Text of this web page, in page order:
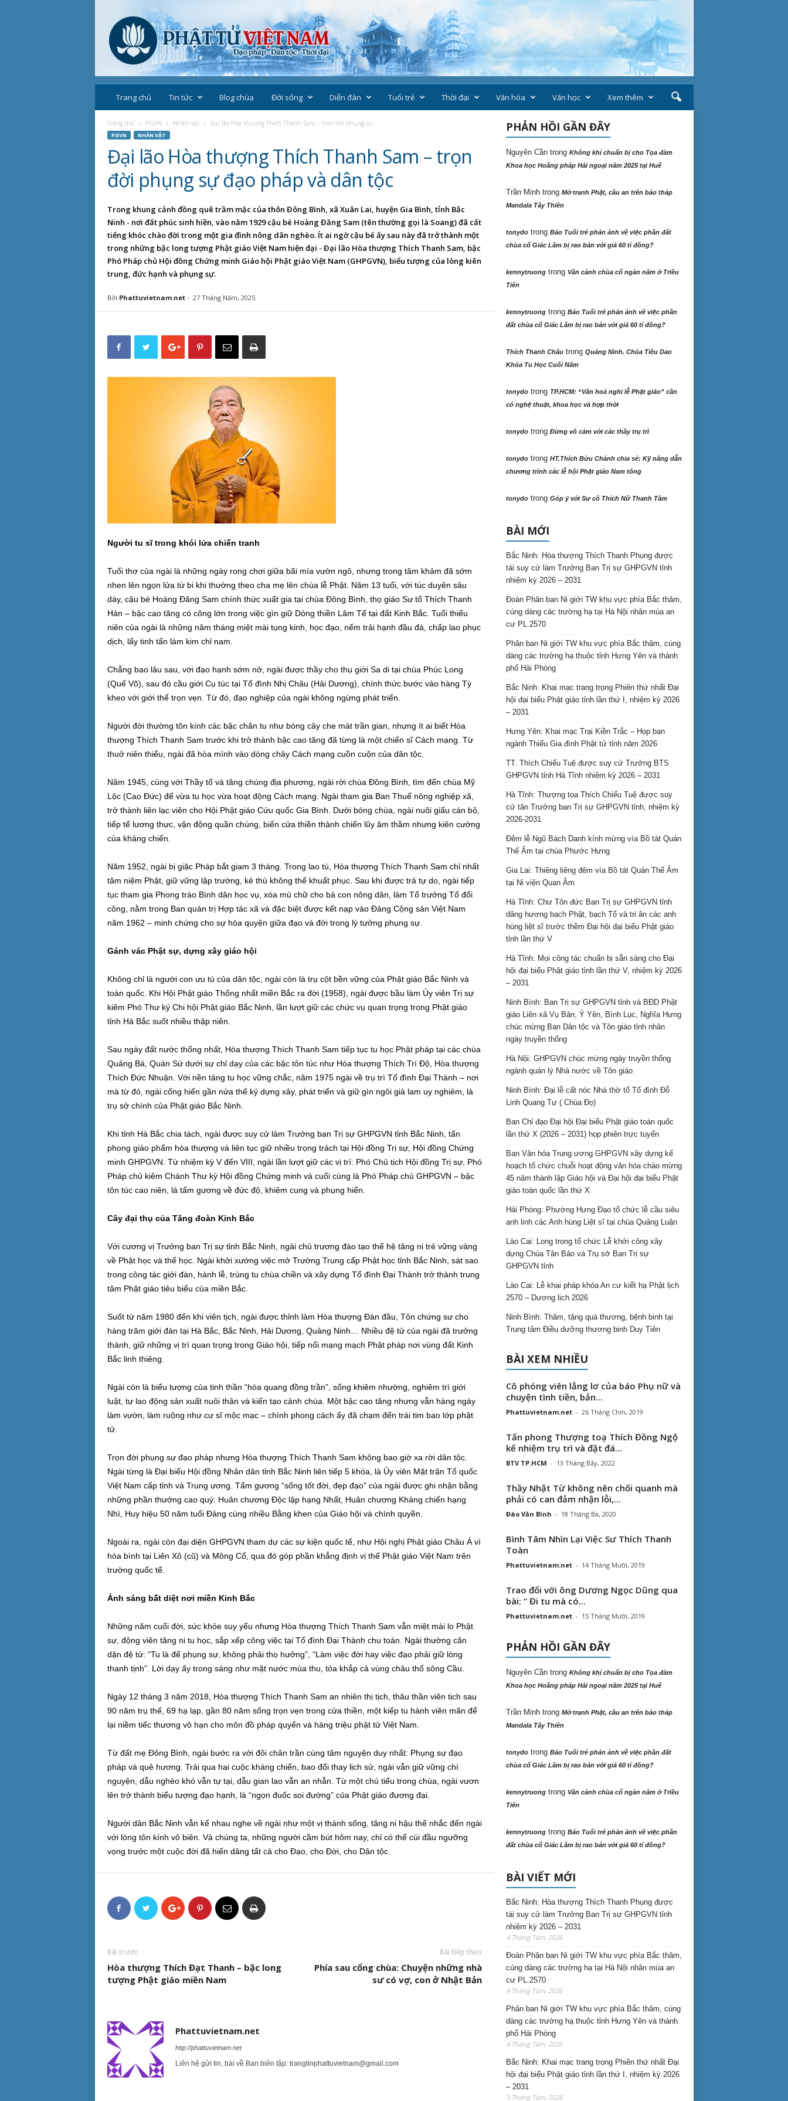
Trang chủ Tin tức Blog chùa Đời sống Diễn đàn Tuổi trẻ Thời đại Văn hóa Văn học Xem thêm
Trang chủ PGVN Nhân vật Đại lão Hòa thượng Thích Thanh Sam – trọn đời phụng sự...
PGVN NHÂN VẬT
Đại lão Hòa thượng Thích Thanh Sam – trọn
đời phụng sự đạo pháp và dân tộc
Trong khung cảnh đồng quê trầm mặc của thôn Đông Bình, xã Xuân Lai, huyện Gia Bình, tỉnh Bắc
Ninh - nơi đất phúc sinh hiền, vào năm 1929 cậu bé Hoàng Đăng Sam (tên thường gọi là Soang) đã cất
tiếng khóc chào đời trong một gia đình nông dân nghèo. Ít ai ngờ cậu bé ấy sau này đã trở thành một
trong những bậc long tượng Phật giáo Việt Nam hiện đại - Đại lão Hòa thượng Thích Thanh Sam, bậc
Phó Pháp chủ Hội đồng Chứng minh Giáo hội Phật giáo Việt Nam (GHPGVN), biểu tượng của lòng kiên
trung, đức hạnh và phụng sự.
Bởi Phattuvietnam.net- 27 Tháng Năm, 2025
Người tu sĩ trong khói lửa chiến tranh
Tuổi thơ của ngài là những ngày rong chơi giữa bãi mía vườn ngô, nhưng trong tâm khảm đã sớm
nhen lên ngọn lửa từ bi khi thường theo cha mẹ lên chùa lễ Phật. Năm 13 tuổi, với túc duyên sâu
dày, cậu bé Hoàng Đăng Sam chính thức xuất gia tại chùa Đông Bình, thọ giáo Sư tổ Thích Thanh
Hán – bậc cao tăng có công lớn trong việc gìn giữ Dòng thiền Lâm Tế tại đất Kinh Bắc. Tuổi thiếu
niên của ngài là những năm tháng miệt mài tụng kinh, học đạo, nếm trải hạnh đầu đà, chấp lao phục
dịch, lấy tinh tấn làm kim chỉ nam.
Chẳng bao lâu sau, với đạo hạnh sớm nở, ngài được thầy cho thụ giới Sa di tại chùa Phúc Long
(Quế Võ), sau đó cầu giới Cụ túc tại Tổ đình Nhị Châu (Hải Dương), chính thức bước vào hàng Tỳ
kheo với giới thể trọn vẹn. Từ đó, đạo nghiệp của ngài không ngừng phát triển.
Người đời thường tôn kính các bậc chân tu như bóng cây che mát trần gian, nhưng ít ai biết Hòa
thượng Thích Thanh Sam trước khi trở thành bậc cao tăng đã từng là một chiến sĩ Cách mạng. Từ
thuở niên thiếu, ngài đã hòa mình vào dòng chảy Cách mạng cuồn cuộn của dân tộc.
Năm 1945, cùng với Thầy tổ và tăng chúng địa phương, ngài rời chùa Đông Bình, tìm đến chùa Mỹ
Lộc (Cao Đức) để vừa tu học vừa hoạt động Cách mạng. Ngài tham gia Ban Thuế nông nghiệp xã,
trở thành liên lạc viên cho Hội Phật giáo Cứu quốc Gia Bình. Dưới bóng chùa, ngài nuôi giấu cán bộ,
tiếp tế lương thực, vận động quần chúng, biến cửa thiền thành chiến lũy âm thầm nhưng kiên cường
của kháng chiến.
Năm 1952, ngài bị giặc Pháp bắt giam 3 tháng. Trong lao tù, Hòa thượng Thích Thanh Sam chỉ nhất
tâm niệm Phật, giữ vững lập trường, kẻ thù không thể khuất phục. Sau khi được trả tự do, ngài tiếp
tục tham gia Phong trào Bình dân học vụ, xóa mù chữ cho bà con nông dân, làm Tổ trưởng Tổ đổi
công, nằm trong Ban quản trị Hợp tác xã và đặc biệt được kết nạp vào Đảng Cộng sản Việt Nam
năm 1962 – minh chứng cho sự hòa quyện giữa đạo và đời trong lý tưởng phụng sự.
Gánh vác Phật sự, dựng xây giáo hội
Không chỉ là người con ưu tú của dân tộc, ngài còn là trụ cột bền vững của Phật giáo Bắc Ninh và
toàn quốc. Khi Hội Phật giáo Thống nhất miền Bắc ra đời (1958), ngài được bầu làm Ủy viên Trị sự
kiêm Phó Thư ký Chi hội Phật giáo Bắc Ninh, lần lượt giữ các chức vụ quan trọng trong Phật giáo
tỉnh Hà Bắc suốt nhiều thập niên.
Sau ngày đất nước thống nhất, Hòa thượng Thích Thanh Sam tiếp tục tu học Phật pháp tại các chùa
Quảng Bá, Quán Sứ dưới sự chỉ dạy của các bậc tôn túc như Hòa thượng Thích Trí Độ, Hòa thượng
Thích Đức Nhuận. Với nền tảng tu học vững chắc, năm 1975 ngài về trụ trì Tổ đình Đại Thành – nơi
mà từ đó, ngài cống hiến gần nửa thế kỷ dựng xây, phát triển và giữ gìn ngôi già lam uy nghiêm, là
trụ sở chính của Phật giáo Bắc Ninh.
Khi tỉnh Hà Bắc chia tách, ngài được suy cử làm Trưởng ban Trị sự GHPGVN tỉnh Bắc Ninh, tấn
phong giáo phẩm hòa thượng và liên tục giữ nhiều trọng trách tại Hội đồng Trị sự, Hội đồng Chứng
minh GHPGVN. Từ nhiệm kỳ V đến VIII, ngài lần lượt giữ các vị trí: Phó Chủ tịch Hội đồng Trị sự, Phó
Pháp chủ kiêm Chánh Thư ký Hội đồng Chứng minh và cuối cùng là Phó Pháp chủ GHPGVN – bậc
tôn túc cao niên, là tấm gương về đức độ, khiêm cung và phụng hiến.
Cây đại thụ của Tăng đoàn Kinh Bắc
Với cương vị Trưởng ban Trị sự tỉnh Bắc Ninh, ngài chủ trương đào tạo thế hệ tăng ni trẻ vững vàng
về Phật học và thế học. Ngài khởi xướng việc mở Trường Trung cấp Phật học tỉnh Bắc Ninh, sát sao
trong công tác giới đàn, hành lễ, trùng tu chùa chiền và xây dựng Tổ đình Đại Thành trở thành trung
tâm Phật giáo tiêu biểu của miền Bắc.
Suốt từ năm 1980 đến khi viên tịch, ngài được thỉnh làm Hòa thượng Đàn đầu, Tôn chứng sư cho
hàng trăm giới đàn tại Hà Bắc, Bắc Ninh, Hải Dương, Quảng Ninh… Nhiều đệ tử của ngài đã trưởng
thành, giữ những vị trí quan trọng trong Giáo hội, tiếp nối mạng mạch Phật pháp nơi vùng đất Kinh
Bắc linh thiêng.
Ngài còn là biểu tượng của tinh thần “hòa quang đồng trần”, sống khiêm nhường, nghiêm trì giới
luật, tự lao động sản xuất nuôi thân và kiến tạo cảnh chùa. Một bậc cao tăng nhưng vẫn hàng ngày
làm vườn, làm ruộng như cư sĩ mộc mạc – chính phong cách ấy đã chạm đến trái tim bao lớp phật
tử.
Trọn đời phụng sự đạo pháp nhưng Hòa thượng Thích Thanh Sam không bao giờ xa rời dân tộc.
Ngài từng là Đại biểu Hội đồng Nhân dân tỉnh Bắc Ninh liên tiếp 5 khóa, là Ủy viên Mặt trận Tổ quốc
Việt Nam cấp tỉnh và Trung ương. Tấm gương “sống tốt đời, đẹp đạo” của ngài được ghi nhận bằng
những phần thưởng cao quý: Huân chương Độc lập hạng Nhất, Huân chương Kháng chiến hạng
Nhì, Huy hiệu 50 năm tuổi Đảng cùng nhiều Bằng khen của Giáo hội và chính quyền.
Ngoài ra, ngài còn đại diện GHPGVN tham dự các sự kiện quốc tế, như Hội nghị Phật giáo Châu Á vì
hòa bình tại Liên Xô (cũ) và Mông Cổ, qua đó góp phần khẳng định vị thế Phật giáo Việt Nam trên
trường quốc tế.
Ánh sáng bất diệt nơi miền Kinh Bắc
Những năm cuối đời, sức khỏe suy yếu nhưng Hòa thượng Thích Thanh Sam vẫn miệt mài lo Phật
sự, động viên tăng ni tu học, sắp xếp công việc tại Tổ đình Đại Thành chu toàn. Ngài thường căn
dặn đệ tử: “Tu là để phụng sự, không phải thọ hưởng”, “Làm việc đời hay việc đạo phải giữ lòng
thanh tịnh”. Lời dạy ấy trong sáng như mặt nước mùa thu, tỏa khắp cả vùng châu thổ sông Cầu.
Ngày 12 tháng 3 năm 2018, Hòa thượng Thích Thanh Sam an nhiên thị tịch, thâu thần viên tịch sau
90 năm trụ thế, 69 hạ lạp, gần 80 năm sống trọn vẹn trong cửa thiền, một kiếp tu hành viên mãn để
lại niềm tiếc thương vô hạn cho môn đồ pháp quyến và hàng triệu phật tử Việt Nam.
Từ đất mẹ Đông Bình, ngài bước ra với đôi chân trần cùng tâm nguyện duy nhất: Phụng sự đạo
pháp và quê hương. Trải qua hai cuộc kháng chiến, bao đổi thay lịch sử, ngài vẫn giữ vững chí
nguyện, dẫu nghèo khó vẫn tự tại, dẫu gian lao vẫn an nhẫn. Từ một chú tiểu trong chùa, ngài vươn
lên trở thành biểu tượng đạo hạnh, là “ngọn đuốc soi đường” của Phật giáo đương đại.
Người dân Bắc Ninh vẫn kể nhau nghe về ngài như một vị thánh sống, tăng ni hậu thế nhắc đến ngài
với lòng tôn kính vô biên. Và chúng ta, những người cầm bút hôm nay, chỉ có thể cúi đầu ngưỡng
vọng trước một cuộc đời đã hiến dâng tất cả cho Đạo, cho Đời, cho Dân tộc.
Bài trước
Hòa thượng Thích Đạt Thanh – bậc long
tượng Phật giáo miền Nam
Bài tiếp theo
Phía sau cổng chùa: Chuyện những nhà
sư có vợ, con ở Nhật Bản
Phattuvietnam.net
http://phattuvietnam.net
Liên hệ gửi tin, bài về Ban biên tập: trangtinphattuvietnam@gmail.com
PHẢN HỒI GẦN ĐÂY
Nguyên Cầntrong Không khí chuẩn bị cho Tọa đàm
Khoa học Hoằng pháp Hải ngoại năm 2025 tại Huế
Trần Minhtrong Mở tranh Phật, cầu an trên bảo tháp
Mandala Tây Thiên
tonydotrong Báo Tuổi trẻ phản ảnh về việc phần đất
chùa cổ Giác Lâm bị rao bán với giá 60 tỉ đồng?
kennytruongtrong Vãn cảnh chùa cổ ngàn năm ở Triều
Tiên
kennytruongtrong Báo Tuổi trẻ phản ảnh về việc phần
đất chùa cổ Giác Lâm bị rao bán với giá 60 tỉ đồng?
Thích Thanh Châutrong Quảng Ninh. Chùa Tiêu Dao
Khóa Tu Học Cuối Năm
tonydotrong TP.HCM: “Văn hoá nghi lễ Phật giáo” cần
có nghệ thuật, khoa học và hợp thời
tonydotrong Đừng vô cảm với các thầy trụ trì
tonydotrong HT.Thích Bửu Chánh chia sẻ: Kỹ năng dẫn
chương trình các lễ hội Phật giáo Nam tông
tonydotrong Góp ý với Sư cô Thích Nữ Thanh Tâm
BÀI MỚI
Bắc Ninh: Hòa thượng Thích Thanh Phụng được
tái suy cử làm Trưởng Ban Trị sự GHPGVN tỉnh
nhiệm kỳ 2026 – 2031
Đoàn Phân ban Ni giới TW khu vực phía Bắc thăm,
cúng dàng các trường hạ tại Hà Nội nhân mùa an
cư PL.2570
Phân ban Ni giới TW khu vực phía Bắc thăm, cúng
dàng các trường hạ thuộc tỉnh Hưng Yên và thành
phố Hải Phòng
Bắc Ninh: Khai mạc trang trọng Phiên thứ nhất Đại
hội đại biểu Phật giáo tỉnh lần thứ I, nhiệm kỳ 2026
– 2031
Hưng Yên: Khai mạc Trại Kiền Trắc – Họp bạn
ngành Thiếu Gia đình Phật tử tỉnh năm 2026
TT. Thích Chiếu Tuệ được suy cử Trưởng BTS
GHPGVN tỉnh Hà Tĩnh nhiệm kỳ 2026 – 2031
Hà Tĩnh: Thượng tọa Thích Chiếu Tuệ được suy
cử tân Trưởng ban Trị sự GHPGVN tỉnh, nhiệm kỳ
2026-2031
Đêm lễ Ngũ Bách Danh kính mừng vía Bồ tát Quán
Thế Âm tại chùa Phước Hưng
Gia Lai: Thiêng liêng đêm vía Bồ tát Quán Thế Âm
tại Ni viện Quan Âm
Hà Tĩnh: Chư Tôn đức Ban Trị sự GHPGVN tỉnh
dâng hương bạch Phật, bạch Tổ và tri ân các anh
hùng liệt sĩ trước thềm Đại hội đại biểu Phật giáo
tỉnh lần thứ V
Hà Tĩnh: Mọi công tác chuẩn bị sẵn sàng cho Đại
hội đại biểu Phật giáo tỉnh lần thứ V, nhiệm kỳ 2026
– 2031
Ninh Bình: Ban Trị sự GHPGVN tỉnh và BĐD Phật
giáo Liên xã Vụ Bản, Ý Yên, Bình Lục, Nghĩa Hưng
chúc mừng Ban Dân tộc và Tôn giáo tỉnh nhân
ngày truyền thống
Hà Nội: GHPGVN chúc mừng ngày truyền thống
ngành quản lý Nhà nước về Tôn giáo
Ninh Bình: Đại lễ cất nóc Nhà thờ tổ Tổ đình Đỗ
Linh Quang Tự ( Chùa Đọ)
Ban Chỉ đạo Đại hội Đại biểu Phật giáo toàn quốc
lần thứ X (2026 – 2031) họp phiên trực tuyến
Ban Văn hóa Trung ương GHPGVN xây dựng kế
hoạch tổ chức chuỗi hoạt động văn hóa chào mừng
45 năm thành lập Giáo hội và Đại hội đại biểu Phật
giáo toàn quốc lần thứ X
Hải Phòng: Phường Hưng Đạo tổ chức lễ cầu siêu
anh linh các Anh hùng Liệt sĩ tại chùa Quảng Luận
Lào Cai: Long trọng tổ chức Lễ khởi công xây
dựng Chùa Tân Bảo và Trụ sở Ban Trị sự
GHPGVN tỉnh
Lào Cai: Lễ khai pháp khóa An cư kiết hạ Phật lịch
2570 – Dương lịch 2026
Ninh Bình: Thăm, tặng quà thương, bệnh binh tại
Trung tâm Điều dưỡng thương binh Duy Tiên
BÀI XEM NHIỀU
Cô phóng viên lẳng lơ của báo Phụ nữ và
chuyện tình tiền, bản...
Phattuvietnam.net - 26 Tháng Chín, 2019
Tấn phong Thượng toạ Thích Đồng Ngộ
kế nhiệm trụ trì và đặt đá...
BTV TP.HCM - 13 Tháng Bảy, 2022
Thầy Nhật Từ không nên chối quanh mà
phải có can đảm nhận lỗi,...
Đào Văn Bình - 18 Tháng Ba, 2020
Bình Tâm Nhìn Lại Việc Sư Thích Thanh
Toàn
Phattuvietnam.net - 14 Tháng Mười, 2019
Trao đổi với ông Dương Ngọc Dũng qua
bài: “ Đi tu mà có...
Phattuvietnam.net - 15 Tháng Mười, 2019
PHẢN HỒI GẦN ĐÂY
Nguyên Cầntrong Không khí chuẩn bị cho Tọa đàm
Khoa học Hoằng pháp Hải ngoại năm 2025 tại Huế
Trần Minhtrong Mở tranh Phật, cầu an trên bảo tháp
Mandala Tây Thiên
tonydotrong Báo Tuổi trẻ phản ảnh về việc phần đất
chùa cổ Giác Lâm bị rao bán với giá 60 tỉ đồng?
kennytruongtrong Vãn cảnh chùa cổ ngàn năm ở Triều
Tiên
kennytruongtrong Báo Tuổi trẻ phản ảnh về việc phần
đất chùa cổ Giác Lâm bị rao bán với giá 60 tỉ đồng?
BÀI VIẾT MỚI
Bắc Ninh: Hòa thượng Thích Thanh Phụng được
tái suy cử làm Trưởng Ban Trị sự GHPGVN tỉnh
nhiệm kỳ 2026 – 2031
4 Tháng Tám, 2026
Đoàn Phân ban Ni giới TW khu vực phía Bắc thăm,
cúng dàng các trường hạ tại Hà Nội nhân mùa an
cư PL.2570
4 Tháng Tám, 2026
Phân ban Ni giới TW khu vực phía Bắc thăm, cúng
dàng các trường hạ thuộc tỉnh Hưng Yên và thành
phố Hải Phòng
4 Tháng Tám, 2026
Bắc Ninh: Khai mạc trang trọng Phiên thứ nhất Đại
hội đại biểu Phật giáo tỉnh lần thứ I, nhiệm kỳ 2026
– 2031
3 Tháng Tám, 2026